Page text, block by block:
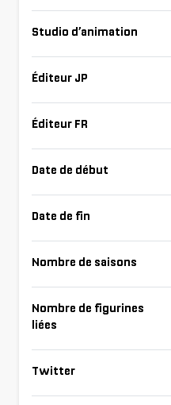
Studio d’animation
Éditeur JP
Éditeur FR
Date de début
Date de fin
Nombre de saisons
Nombre de figurines
liées
Twitter